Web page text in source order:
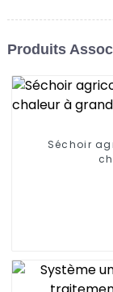
Produits
Séchoir